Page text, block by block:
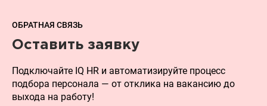
ОБРАТНАЯ СВЯЗЬ
Оставить заявку
Подключайте IQ HR и автоматизируйте процесс
подбора персонала — от отклика на вакансию до
выхода на работу!